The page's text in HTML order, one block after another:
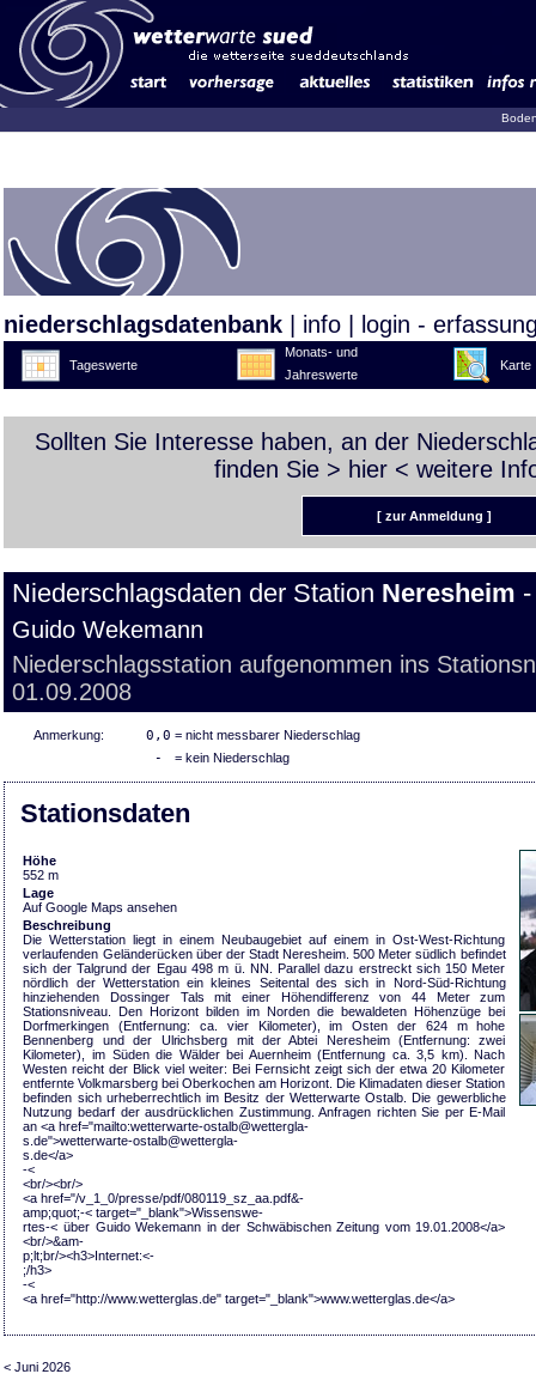
niederschlagsdatenbank info login -
Tageswerte
Monats- und
Jahreswerte
Karte
Sollten Sie Interesse haben, an der
finden Sie > hier < weitere
[ zur Anmeldung ]
Niederschlagsdaten der Station Neresheim
Guido Wekemann
Niederschlagsstation aufgenommen ins
01.09.2008
Anmerkung: 0,0 = nicht messbarer Niederschlag
- = kein Niederschlag
Stationsdaten
Höhe
552 m
Lage
Auf Google Maps ansehen
Beschreibung
Die Wetterstation liegt in einem Neubaugebiet auf einem in Ost-West-Richtung
verlaufenden Geländerücken über der Stadt Neresheim. 500 Meter südlich befindet
sich der Talgrund der Egau 498 m ü. NN. Parallel dazu erstreckt sich 150 Meter
nördlich der Wetterstation ein kleines Seitental des sich in Nord-Süd-Richtung
hinziehenden Dossinger Tals mit einer Höhendifferenz von 44 Meter zum
Stationsniveau. Den Horizont bilden im Norden die bewaldeten Höhenzüge bei
Dorfmerkingen (Entfernung: ca. vier Kilometer), im Osten der 624 m hohe
Bennenberg und der Ulrichsberg mit der Abtei Neresheim (Entfernung: zwei
Kilometer), im Süden die Wälder bei Auernheim (Entfernung ca. 3,5 km). Nach
Westen reicht der Blick viel weiter: Bei Fernsicht zeigt sich der etwa 20 Kilometer
entfernte Volkmarsberg bei Oberkochen am Horizont. Die Klimadaten dieser Station
befinden sich urheberrechtlich im Besitz der Wetterwarte Ostalb. Die gewerbliche
Nutzung bedarf der ausdrücklichen Zustimmung. Anfragen richten Sie per E-Mail
an <a href="mailto:wetterwarte-ostalb@wettergla-
s.de">wetterwarte-ostalb@wettergla-
s.de</a>
-<
<br/><br/>
<a href="/v_1_0/presse/pdf/080119_sz_aa.pdf&-
amp;quot;-< target="_blank">Wissenswe-
rtes-< über Guido Wekemann in der Schwäbischen Zeitung vom 19.01.2008</a>
<br/>&am-
p;lt;br/><h3>Internet:<-
;/h3>
-<
<a href="http://www.wetterglas.de" target="_blank">www.wetterglas.de</a>
< Juni 2026